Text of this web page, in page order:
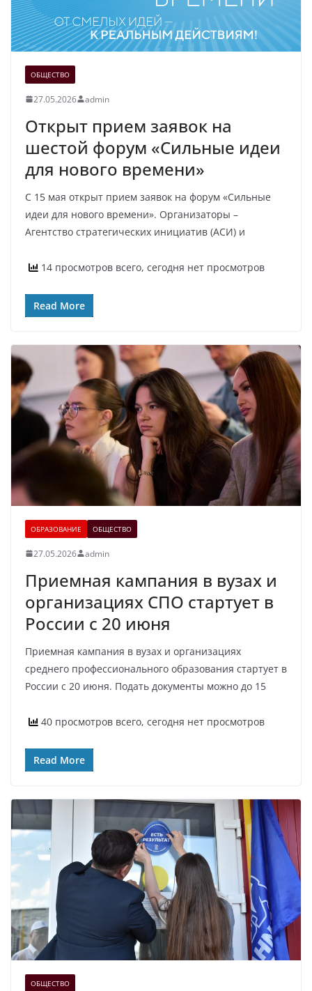
ОБЩЕСТВО
27.05.2026 admin
Открыт прием заявок на
шестой форум «Сильные идеи
для нового времени»
С 15 мая открыт прием заявок на форум «Сильные
идеи для нового времени». Организаторы –
Агентство стратегических инициатив (АСИ) и
14 просмотров всего, сегодня нет просмотров
Read More
ОБРАЗОВАНИЕ ОБЩЕСТВО
27.05.2026 admin
Приемная кампания в вузах и
организациях СПО стартует в
России с 20 июня
Приемная кампания в вузах и организациях
среднего профессионального образования стартует в
России с 20 июня. Подать документы можно до 15
40 просмотров всего, сегодня нет просмотров
Read More
ОБЩЕСТВО